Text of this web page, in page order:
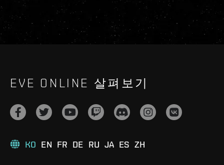
EVE ONLINE 살펴보기
KO EN FR DE RU JA ES ZH